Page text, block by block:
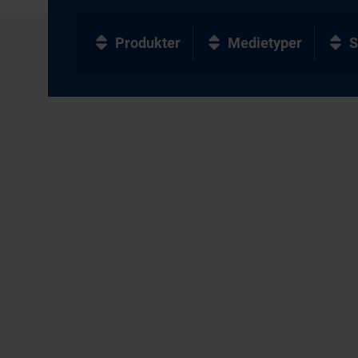
Produkter Medietyper